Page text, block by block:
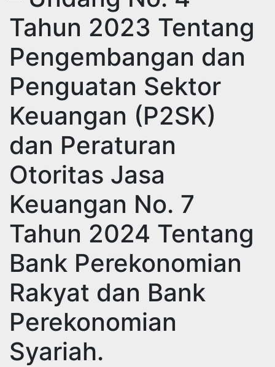
Tahun 2023 Tentang
Pengembangan dan
Penguatan Sektor
Keuangan (P2SK)
dan Peraturan
Otoritas Jasa
Keuangan No. 7
Tahun 2024 Tentang
Bank Perekonomian
Rakyat dan Bank
Perekonomian
Syariah.